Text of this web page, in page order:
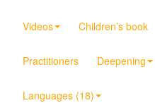
Videos Children’s book
Practitioners Deepening
Languages (18)